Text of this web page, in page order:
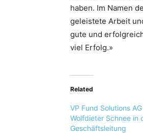
haben. Im Namen
geleistete Arbeit
gute und
viel Erfolg.»
Related
VP Fund Solutions
Wolfdieter Schnee in
Geschäftsleitung